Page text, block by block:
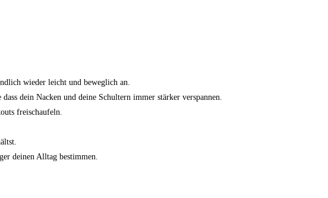
wieder leicht und beweglich an.
dein Nacken und deine Schultern immer stärker verspannen.
freischaufeln.
deinen Alltag bestimmen.